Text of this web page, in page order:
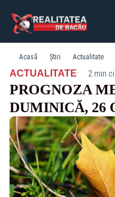
Acasă Știri Actualitate
ACTUALITATE· 2 min
PROGNOZA
DUMINICĂ, 26